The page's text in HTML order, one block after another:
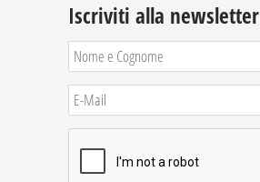
Iscriviti alla newsletter